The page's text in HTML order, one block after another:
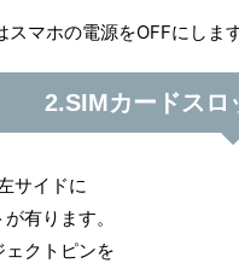
マホの電源をOFFにします
2.SIMカードスロ
サイドに
有ります。
クトピンを